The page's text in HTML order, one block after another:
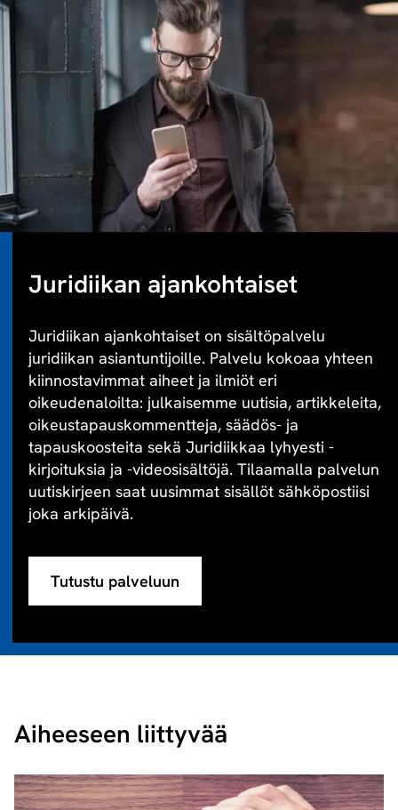
Juridiikan ajankohtaiset
Juridiikan ajankohtaiset on sisältöpalvelu
juridiikan asiantuntijoille. Palvelu kokoaa yhteen
kiinnostavimmat aiheet ja ilmiöt eri
oikeudenaloilta: julkaisemme uutisia, artikkeleita,
oikeustapauskommentteja, säädös- ja
tapauskoosteita sekä Juridiikkaa lyhyesti -
kirjoituksia ja -videosisältöjä. Tilaamalla palvelun
uutiskirjeen saat uusimmat sisällöt sähköpostiisi
joka arkipäivä.
Tutustu palveluun
Aiheeseen liittyvää